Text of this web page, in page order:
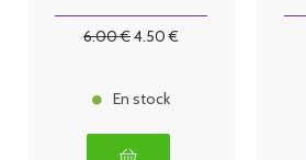
6.00€4.50 €
En stock